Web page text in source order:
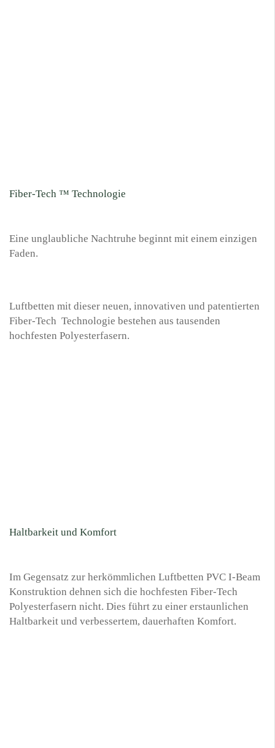
Fiber-Tech ™ Technologie
Eine unglaubliche Nachtruhe beginnt mit einem einzigen
Faden.
Luftbetten mit dieser neuen, innovativen und patentierten
Fiber-Tech Technologie bestehen aus tausenden
hochfesten Polyesterfasern.
Haltbarkeit und Komfort
Im Gegensatz zur herkömmlichen Luftbetten PVC I-Beam
Konstruktion dehnen sich die hochfesten Fiber-Tech
Polyesterfasern nicht. Dies führt zu einer erstaunlichen
Haltbarkeit und verbessertem, dauerhaften Komfort.